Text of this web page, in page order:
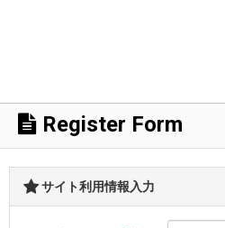
Register Form
サイト利用情報入力